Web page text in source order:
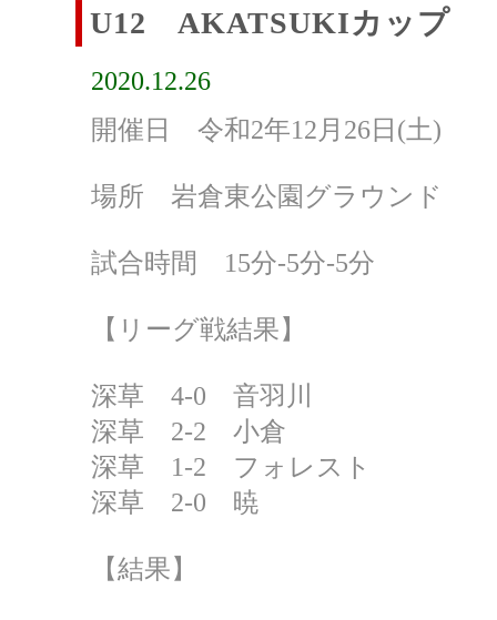
U12 AKATSUKIカップ
2020.12.26
開催日 令和2年12月26日(土)
場所 岩倉東公園グラウンド
試合時間 15分‐5分‐5分
【リーグ戦結果】
深草 4-0 音羽川
深草 2-2 小倉
深草 1-2 フォレスト
深草 2-0 暁
【結果】